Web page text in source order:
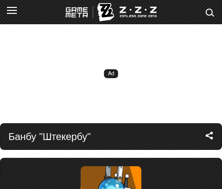
Банбу "Штекербу"